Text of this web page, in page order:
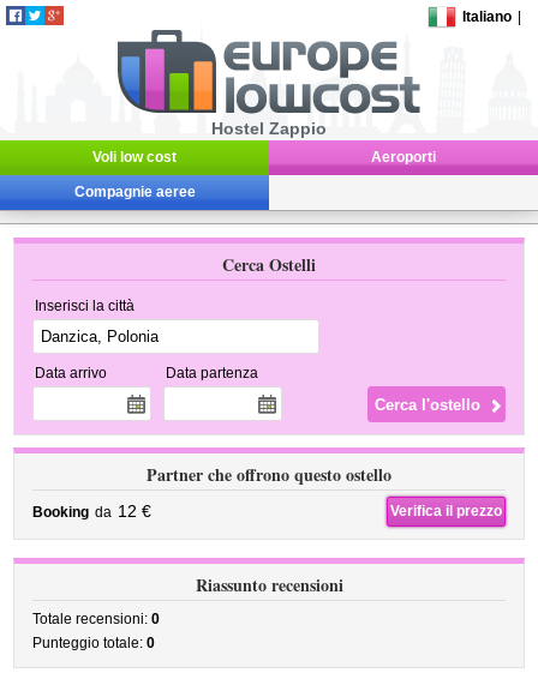
Italiano
Hostel Zappio
Voli low cost Aeroporti
Compagnie aeree
Cerca Ostelli
Inserisci la città
Data arrivo Data partenza
Partner che offrono questo ostello
Booking da 12 € Verifica il prezzo
Riassunto recensioni
Totale recensioni:0
Punteggio totale:0